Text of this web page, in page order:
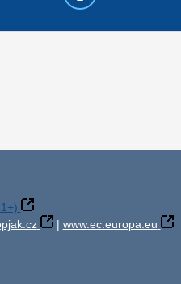
| www.ec.europa.eu